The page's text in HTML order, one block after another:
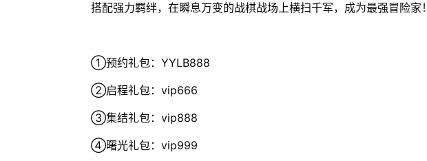
搭配强力羁绊，在瞬息万变的战棋战场上横扫千军，成为最强冒险家！
①预约礼包：YYLB888
②启程礼包：vip666
③集结礼包：vip888
④曙光礼包：vip999